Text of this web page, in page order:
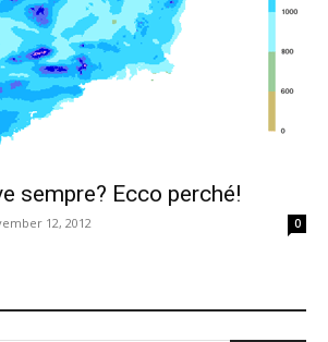
sempre? Ecco perché!
12, 2012 0